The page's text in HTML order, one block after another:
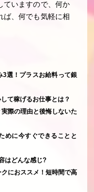
ていますので、何か
ば、何でも気軽に相
3選！プラスお給料って銀
て稼げるお仕事とは？
際の理由と後悔しないた
めに今すぐできることと
はどんな感じ?
におススメ！短時間で高